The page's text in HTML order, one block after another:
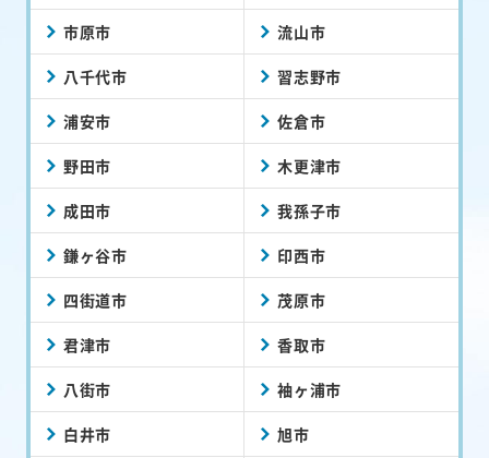
市原市 流山市
八千代市 習志野市
浦安市 佐倉市
野田市 木更津市
成田市 我孫子市
鎌ヶ谷市 印西市
四街道市 茂原市
君津市 香取市
八街市 袖ヶ浦市
白井市 旭市